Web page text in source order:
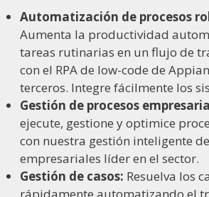
Automatización de procesos
Aumenta la productividad
tareas rutinarias en un flujo de
con el RPA de low-code de
terceros. Integre fácilmente los
Gestión de procesos
ejecute, gestione y optimice
con nuestra gestión inteligente
empresariales líder en el sector.
Gestión de casos: Resuelva los